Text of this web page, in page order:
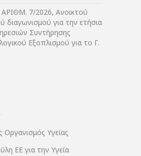
7/2026, Ανοικτού
διαγωνισμού για την ετήσια
Συντήρησης
Εξοπλισμού για το Γ.
Οργανισμός Υγείας
ΕΕ για την Υγεία